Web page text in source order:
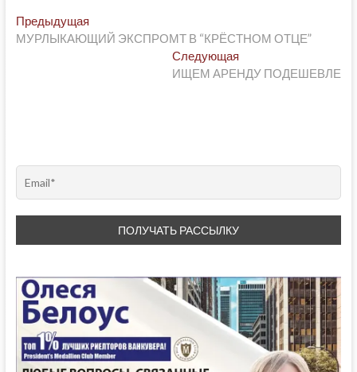
Post
navigation
ПредыдущаяПредыдущая
post:
МУРЛЫКАЮЩИЙ ЭКСПРОМТ В “КРЁСТНОМ ОТЦЕ”
Следующая
post:
ИЩЕМ АРЕНДУ ПОДЕШЕВЛЕ